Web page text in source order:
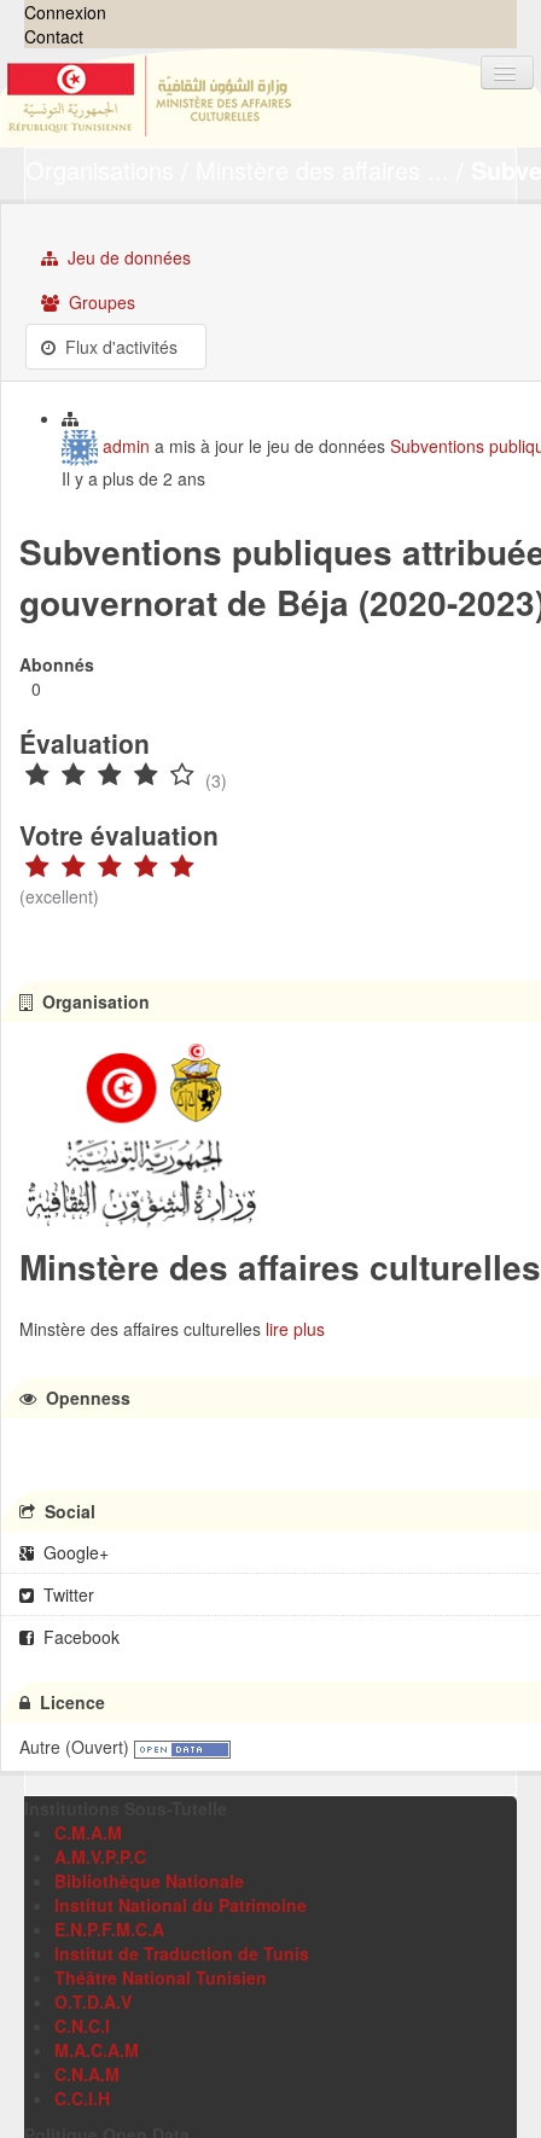
Connexion
Contact
Groupes
Demandes
À propos
Jeu de données
Groupes
Flux d'activités
admin a mis à jour le jeu de données Subventions
Il y a plus de 2 ans
Subventions publiques
gouvernorat de Béja (2020-
Abonnés
0
Évaluation
(3)
Votre évaluation
(excellent)
Organisation
Minstère des affaires culturelles
Minstère des affaires culturelles lire plus
Openness
Social
Google+
Twitter
Facebook
Licence
Autre (Ouvert)
C.M.A.M
A.M.V.P.P.C
Bibliothèque Nationale
Institut National du Patrimoine
E.N.P.F.M.C.A
Institut de Traduction de Tunis
Théâtre National Tunisien
O.T.D.A.V
C.N.C.I
M.A.C.A.M
C.N.A.M
C.C.I.H